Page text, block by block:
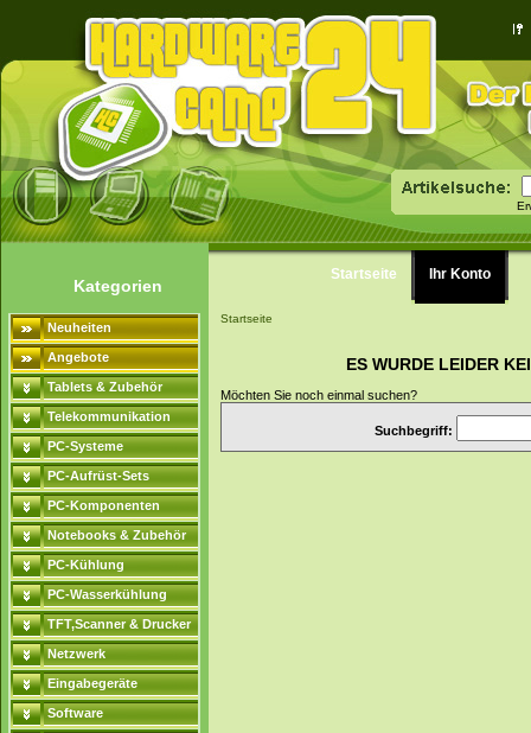
Kategorien
Neuheiten
Angebote
Tablets & Zubehör
Telekommunikation
PC-Systeme
PC-Aufrüst-Sets
PC-Komponenten
Notebooks & Zubehör
PC-Kühlung
PC-Wasserkühlung
TFT,Scanner & Drucker
Netzwerk
Eingabegeräte
Software
Startseite Ihr Konto
Startseite
ES WURDE LEIDER
Möchten Sie noch einmal suchen?
Suchbegriff: